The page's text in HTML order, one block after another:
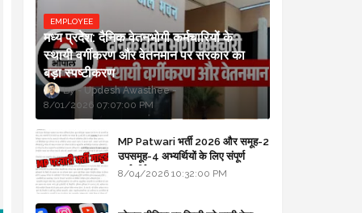
EMPLOYEE
मध्य प्रदेश: दैनिक वेतनभोगी कर्मचारियों के
स्थायी वर्गीकरण और वेतनमान पर सरकार का
बड़ा स्पष्टीकरण
Updesh Awasthee
8/01/2026 07:07:00 PM
MP Patwari भर्ती 2026 और समूह-2
उपसमूह-4 अभ्यर्थियों के लिए संपूर्ण
मार्गदर्शिका
8/04/2026 10:32:00 PM